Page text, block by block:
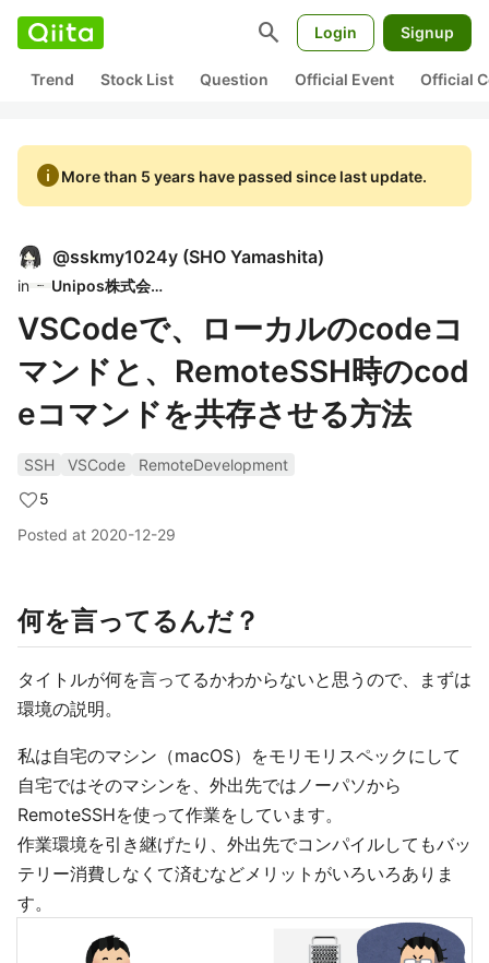
search Login Signup
Trend Stock List Question Official Event Official
infoMore than 5 years have passed since last update.
@sskmy1024y (SHO Yamashita)
in Unipos株式会社
VSCodeで、ローカルのcodeコ
マンドと、RemoteSSH時のcod
eコマンドを共存させる方法
SSH VSCode
RemoteDevelopment
5
Posted at 2020-12-29
何を言ってるんだ？
タイトルが何を言ってるかわからないと思うので、まずは
環境の説明。
私は自宅のマシン（macOS）をモリモリスペックにして
自宅ではそのマシンを、外出先ではノーパソから
RemoteSSHを使って作業をしています。
作業環境を引き継げたり、外出先でコンパイルしてもバッ
テリー消費しなくて済むなどメリットがいろいろありま
す。